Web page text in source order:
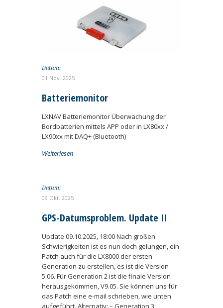
Datum:
01 Nov. 2025
Batteriemonitor
LXNAV Batteriemonitor Überwachung der
Bordbatterien mittels APP oder in LX80xx /
LX90xx mit DAQ+ (Bluetooth)
Weiterlesen
Datum:
09 Okt. 2025
GPS-Datumsproblem. Update II
Update 09.10.2025, 18:00 Nach großen
Schwierigkeiten ist es nun doch gelungen, ein
Patch auch für die LX8000 der ersten
Generation zu erstellen, es ist die Version
5.06. Für Generation 2 ist die finale Version
herausgekommen, V9.05. Sie können uns für
das Patch eine e-mail schrieben, wie unten
aufgeführt. Alternativ: – Generation 3: